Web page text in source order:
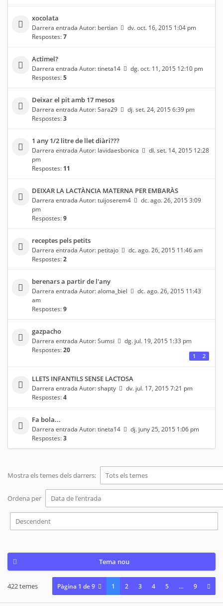
xocolata
Darrera entrada Autor: bertian
dv. oct. 16, 2015 1:04 pm
Respostes:7
Actimel?
Darrera entrada Autor:tineta14
dg. oct. 11, 2015 12:10 pm
Respostes:5
Deixar el pit amb 17 mesos
Darrera entrada Autor:Sara29
dj. set. 24, 2015 6:39 pm
Respostes:3
1 any 1/2 litre de llet diàri???
Darrera entrada Autor: lavidaesbonica
dl. set. 14, 2015 12:28
pm
Respostes: 11
DEIXAR LA LACTÀNCIA MATERNA PER EMBARÀS
Darrera entrada Autor:tuijoserem4
dc. ago. 26, 2015 3:09
pm
Respostes:9
receptes pels petits
Darrera entrada Autor: petitajo
dc. ago. 26, 2015 11:46 am
Respostes:2
berenars a partir de l'any
Darrera entrada Autor:aloma_biel
dc. ago. 26, 2015 11:43
am
Respostes:9
gazpacho
Darrera entrada Autor:Sumsi
dg. jul. 19, 2015 1:33 pm
Respostes:20
1 2
LLETS INFANTILS SENSE LACTOSA
Darrera entrada Autor:shapty
dv. jul. 17, 2015 7:21 pm
Respostes:4
Fa bola...
Darrera entrada Autor:tineta14
dj. juny 25, 2015 1:06 pm
Respostes:3
Mostra els temes dels darrers:
Ordena per
Tema nou
422 temes Pàgina 1 de9 1 2 3 4 5 … 9